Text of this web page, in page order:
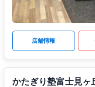
店舗情報
かたぎり塾富士見ヶ